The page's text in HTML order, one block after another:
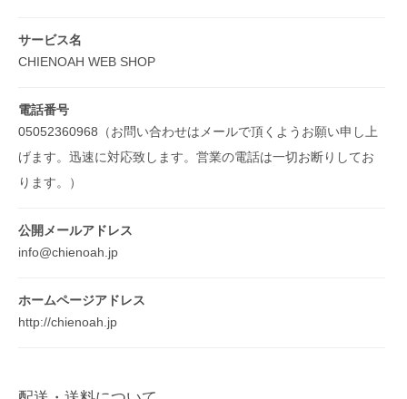
サービス名
CHIENOAH WEB SHOP
電話番号
05052360968（お問い合わせはメールで頂くようお願い申し上
げます。迅速に対応致します。営業の電話は一切お断りしてお
ります。）
公開メールアドレス
info@chienoah.jp
ホームページアドレス
http://chienoah.jp